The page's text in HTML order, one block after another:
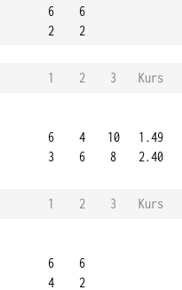
6
2
6
2
1 2 3
Kurs
6
3
4
6
10
8
1.49
2.40
1 2 3
Kurs
6
4
6
2